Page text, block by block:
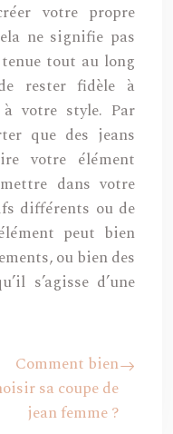
votre propre
ne signifie pas
tout au long
rester fidèle à
à votre style. Par
que des jeans
votre élément
dans votre
différents ou de
peut bien
ou bien des
s’agisse d’une
Comment bien
sa coupe de
jean femme ?